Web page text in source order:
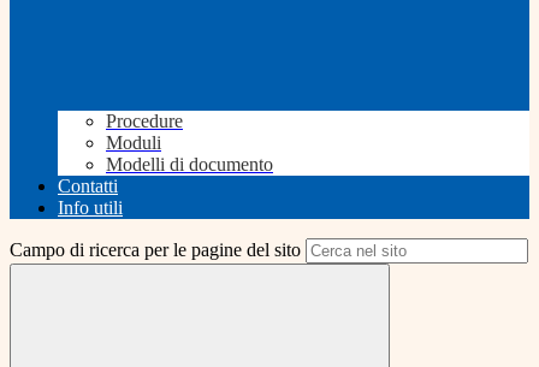
Procedure
Moduli
Modelli di documento
Contatti
Info utili
Campo di ricerca per le pagine del sito